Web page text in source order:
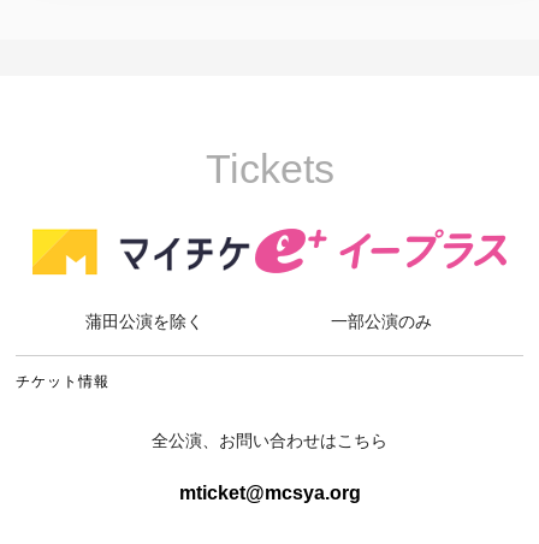
Tickets
蒲田公演を除く 一部公演のみ
チケット情報
全公演、お問い合わせはこちら
mticket@mcsya.org